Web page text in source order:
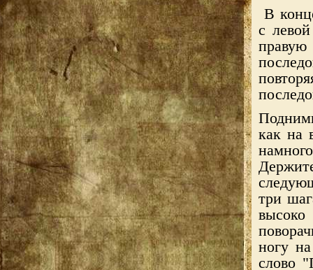
В
с
как на
три
ногу
слово